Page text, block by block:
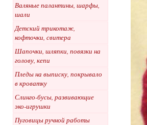
Валяные палантины, шарфы,
шали
Детский трикотаж,
кофточки, свитера
Шапочки, шляпки, повязки на
голову, кепи
Пледы на выписку, покрывало
в кроватку
Слинго-бусы, развивающие
эко-игрушки
Пуговицы ручной работы